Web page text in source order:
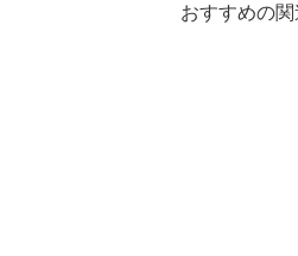
おすすめの